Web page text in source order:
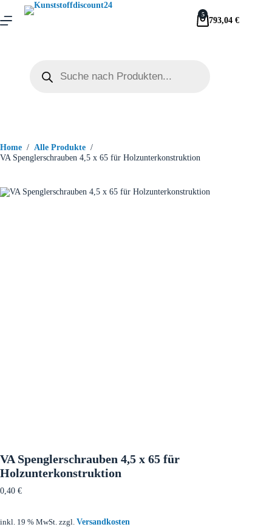
793,04€
5
Home / Alle Produkte /
VA Spenglerschrauben 4,5 x 65 für Holzunterkonstruktion
VA Spenglerschrauben 4,5 x 65 für
Holzunterkonstruktion
0,40 €
inkl. 19 % MwSt. zzgl. Versandkosten